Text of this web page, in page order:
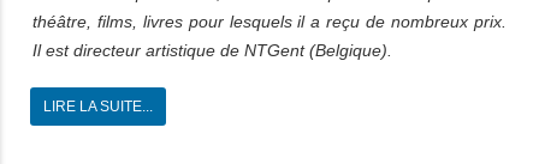
théâtre, films, livres pour lesquels il a reçu de nombreux prix.
Il est directeur artistique de NTGent (Belgique).
LIRE LA SUITE...